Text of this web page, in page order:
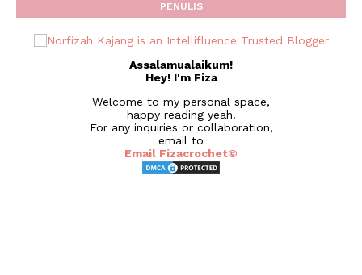
PENULIS
Assalamualaikum!
Hey! I'm Fiza
Welcome to my personal space,
happy reading yeah!
For any inquiries or collaboration,
email to
Email Fizacrochet©